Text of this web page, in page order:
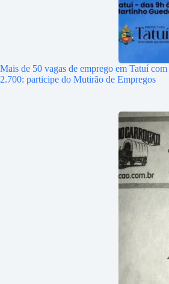
Mais de 50 vagas de emprego em Tatuí
2.700: participe do Mutirão de Empregos